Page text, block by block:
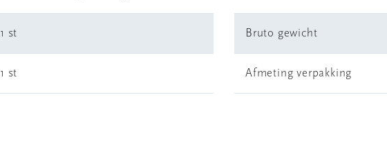
1 st
1 st
Bruto gewicht
Afmeting verpakking